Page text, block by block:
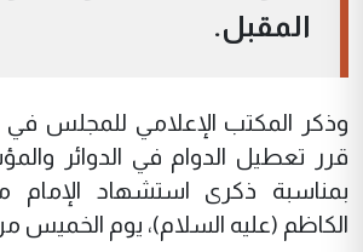
المقبل.
وذكر المكتب الإعلامي للمجلس في
قرر تعطيل الدوام في الدوائر
بمناسبة ذكرى استشهاد
الكاظم (عليه السلام)، يوم الخميس